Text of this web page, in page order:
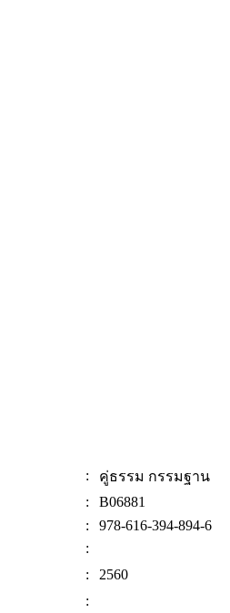
:
คู่ธรรม กรรมฐาน
:
B06881
:
978-616-394-894-6
:
:
2560
: